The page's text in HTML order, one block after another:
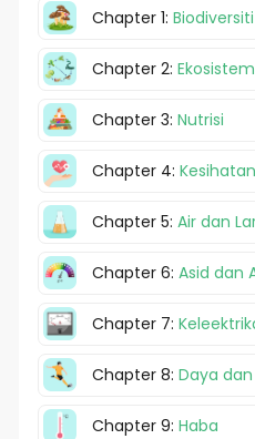
Chapter 1: Biodiversiti
Chapter 2: Ekosistem
Chapter 3: Nutrisi
Chapter 4:
Chapter 5: Air dan
Chapter 6: Asid dan
Chapter 7:
Chapter 8: Daya
Chapter 9: Haba